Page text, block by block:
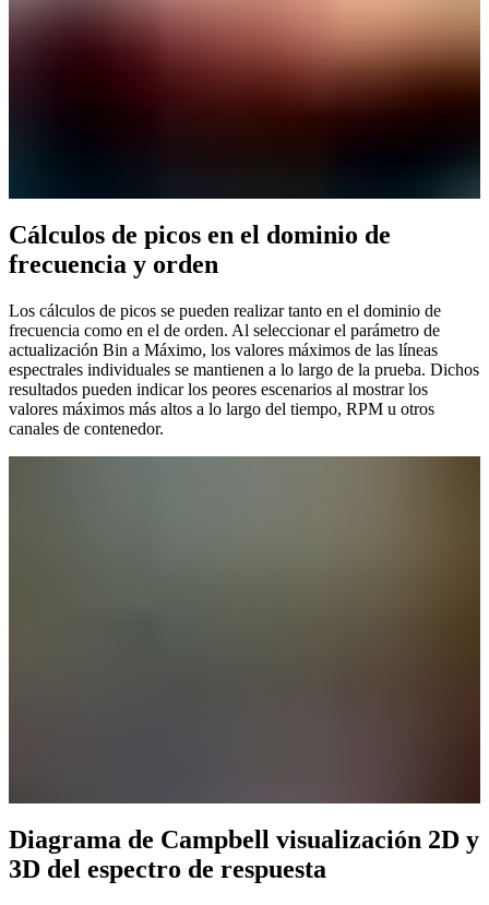
Cálculos de picos en el dominio de
frecuencia y orden
Los cálculos de picos se pueden realizar tanto en el dominio de
frecuencia como en el de orden. Al seleccionar el parámetro de
actualización Bin a Máximo, los valores máximos de las líneas
espectrales individuales se mantienen a lo largo de la prueba. Dichos
resultados pueden indicar los peores escenarios al mostrar los
valores máximos más altos a lo largo del tiempo, RPM u otros
canales de contenedor.
Diagrama de Campbell visualización 2D y
3D del espectro de respuesta